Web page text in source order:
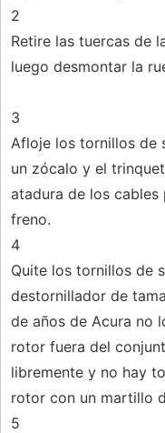
2
Retire las tuercas de
luego desmontar la
3
Afloje los tornillos de
un zócalo y el
atadura de los cables
freno.
4
Quite los tornillos de
destornillador de
de años de Acura no
rotor fuera del
libremente y no hay
rotor con un martillo
5